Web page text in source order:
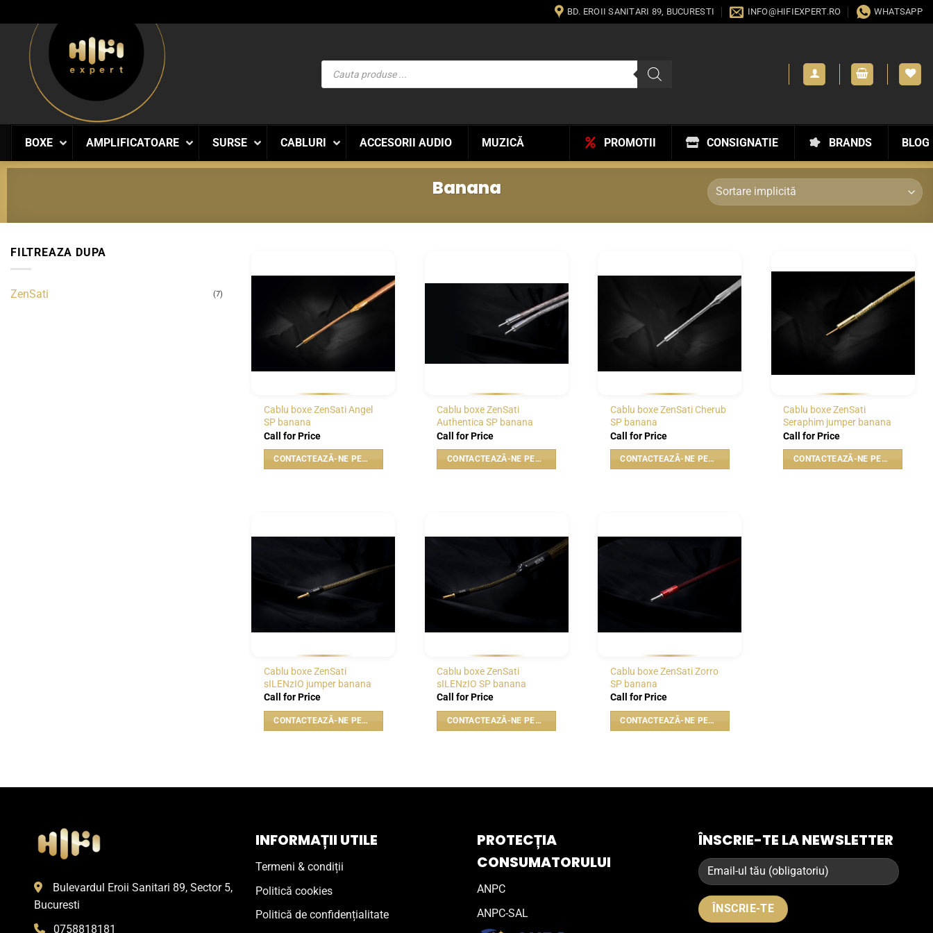
to
content
BD. EROII SANITARI 89, BUCURESTI INFO@HIFIEXPERT.RO WHATSAPP
Products
search
BOXE AMPLIFICATOARE SURSE CABLURI ACCESORII AUDIO MUZICĂ BLOG
BRANDS
CONSIGNATIE
PROMOTII
Banana
FILTREAZA DUPA
ZenSati (7) WISHLIST
Cablu boxe ZenSati Angel
SP banana
Call for Price
CONTACTEAZĂ-NE PENTRU PREȚ
Cablu boxe ZenSati
Authentica SP banana
Call for Price
CONTACTEAZĂ-NE PENTRU PREȚ
WISHLIST
Cablu boxe ZenSati Cherub
SP banana
Call for Price
CONTACTEAZĂ-NE PENTRU PREȚ
WISHLIST
Cablu boxe ZenSati
Seraphim jumper banana
Call for Price
CONTACTEAZĂ-NE PENTRU PREȚ
Cablu boxe ZenSati
sILENzIO jumper banana
Call for Price
CONTACTEAZĂ-NE PENTRU PREȚ
WISHLIST
Cablu boxe ZenSati
sILENzIO SP banana
Call for Price
CONTACTEAZĂ-NE PENTRU PREȚ
Cablu boxe ZenSati Zorro
SP banana
Call for Price
CONTACTEAZĂ-NE PENTRU PREȚ
Bulevardul Eroii Sanitari 89, Sector 5,
Bucuresti
0758818181
INFORMAȚII UTILE
Termeni & condiții
Politică cookies
Politică de confidențialitate
PROTECȚIA
CONSUMATORULUI
ANPC
ANPC-SAL
ÎNSCRIE-TE LA NEWSLETTER